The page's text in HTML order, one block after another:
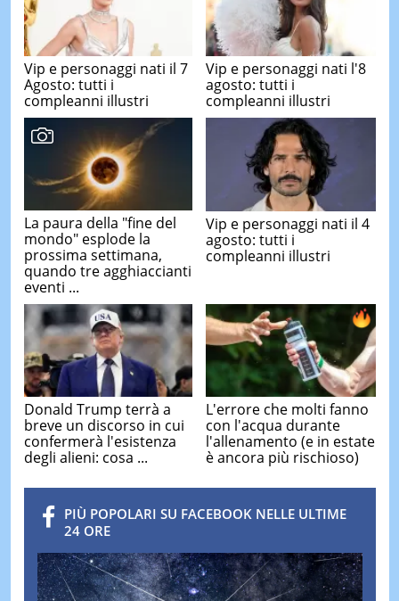
Vip e personaggi nati il 7
Agosto: tutti i
compleanni illustri
Vip e personaggi nati l'8
agosto: tutti i
compleanni illustri
La paura della "fine del
mondo" esplode la
prossima settimana,
quando tre agghiaccianti
eventi ...
Vip e personaggi nati il 4
agosto: tutti i
compleanni illustri
Donald Trump terrà a
breve un discorso in cui
confermerà l'esistenza
degli alieni: cosa ...
L'errore che molti fanno
con l'acqua durante
l'allenamento (e in estate
è ancora più rischioso)
PIÙ POPOLARI SU FACEBOOK NELLE ULTIME
24 ORE